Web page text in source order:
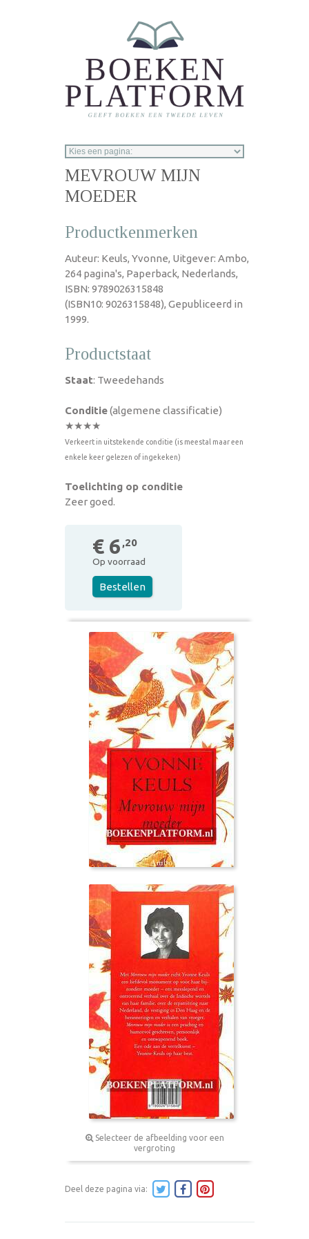
MEVROUW MIJN
MOEDER
Productkenmerken
Auteur: Keuls, Yvonne, Uitgever: Ambo,
264 pagina's, Paperback, Nederlands,
ISBN: 9789026315848
(ISBN10: 9026315848), Gepubliceerd in
1999.
Productstaat
Staat: Tweedehands
Conditie(algemene classificatie)
★★★★
Verkeert in uitstekende conditie (is meestal maar een
enkele keer gelezen of ingekeken)
Toelichting op conditie
Zeer goed.
€ 6 ,20
Op voorraad
Bestellen
Selecteer de afbeelding voor een
vergroting
Deel deze pagina via: